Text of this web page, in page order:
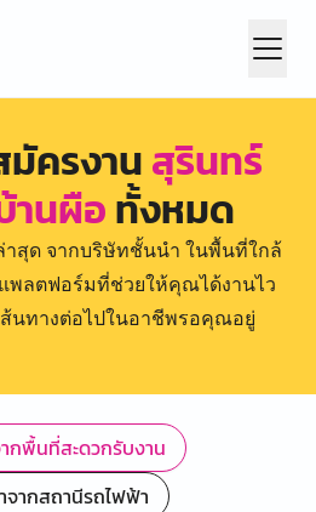
ครงานสุรินทร์
านผือทั้งหมด
สุด จากบริษัทชั้นนำ ในพื้นที่ใกล้
พลตฟอร์มที่ช่วยให้คุณได้งานไว
ส้นทางต่อไปในอาชีพรอคุณอยู่
กพื้นที่สะดวกรับงาน
จากสถานีรถไฟฟ้า